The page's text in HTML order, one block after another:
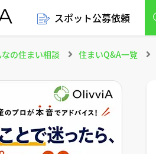
スポット公募依頼
なの住まい相談 住まいQ&A一覧